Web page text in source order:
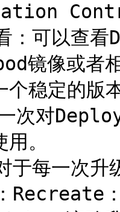
：可以查看
镜像或者
个稳定的版
对
。
每一次升
Recreate